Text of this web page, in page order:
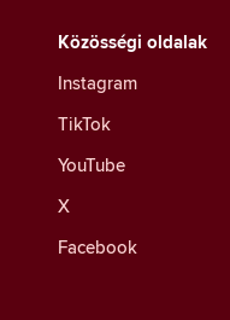
Közösségi oldalak
Instagram
TikTok
YouTube
X
Facebook